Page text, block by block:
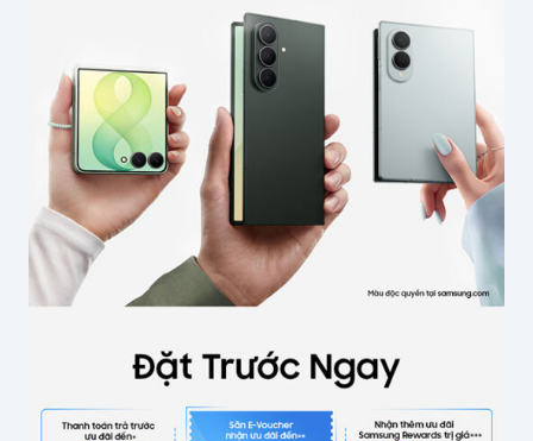
Tên của bạn*
Email
Lưu thông tin cho lần bình luận sau